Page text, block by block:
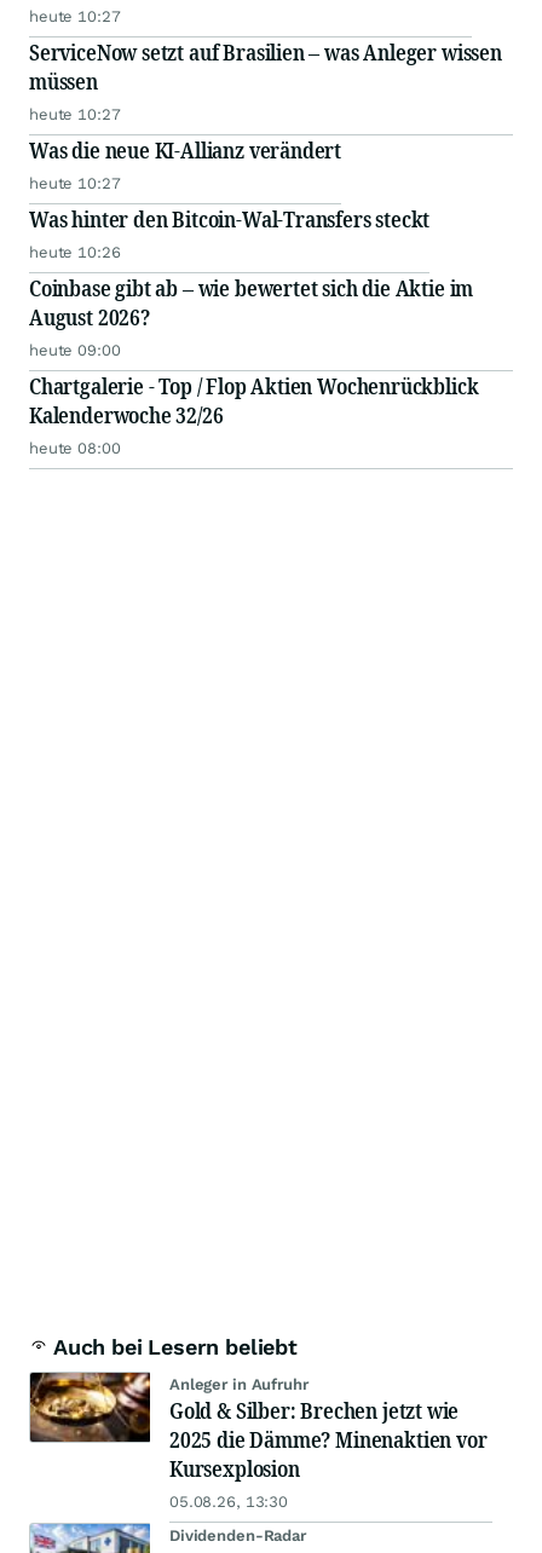
heute 10:27
ServiceNow setzt auf Brasilien – was Anleger wissen
müssen
heute 10:27
Was die neue KI-Allianz verändert
heute 10:27
Was hinter den Bitcoin-Wal-Transfers steckt
heute 10:26
Coinbase gibt ab – wie bewertet sich die Aktie im
August 2026?
heute 09:00
Chartgalerie - Top / Flop Aktien Wochenrückblick
Kalenderwoche 32/26
heute 08:00
Auch bei Lesern beliebt
Anleger in Aufruhr
Gold & Silber: Brechen jetzt wie
2025 die Dämme? Minenaktien vor
Kursexplosion
05.08.26, 13:30
Dividenden-Radar